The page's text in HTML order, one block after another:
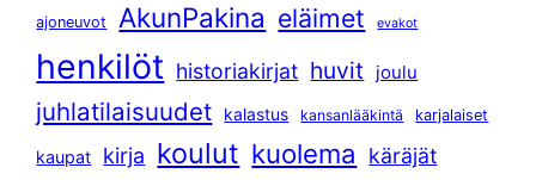
ajoneuvot AkunPakina eläimet evakot
henkilöt historiakirjat huvit joulu
juhlatilaisuudet kalastus kansanlääkintä karjalaiset
kaupat kirja koulut kuolema käräjät